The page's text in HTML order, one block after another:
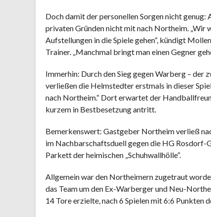
Doch damit der personellen Sorgen nicht
privaten Gründen nicht mit nach Northeim. „Wir
Aufstellungen in die Spiele gehen“, kündigt
Trainer. „Manchmal bringt man einen Gegner
Immerhin: Durch den Sieg gegen Warberg – der
verließen die Helmstedter erstmals in dieser
nach Northeim.“ Dort erwartet der
kurzem in Bestbesetzung antritt.
Bemerkenswert: Gastgeber Northeim verließ
im Nachbarschaftsduell gegen die HG Rosdorf-
Parkett der heimischen „Schuhwallhölle“.
Allgemein war den Northeimern zugetraut
das Team um den Ex-Warberger und Neu-
14 Tore erzielte, nach 6 Spielen mit 6:6 Punkten